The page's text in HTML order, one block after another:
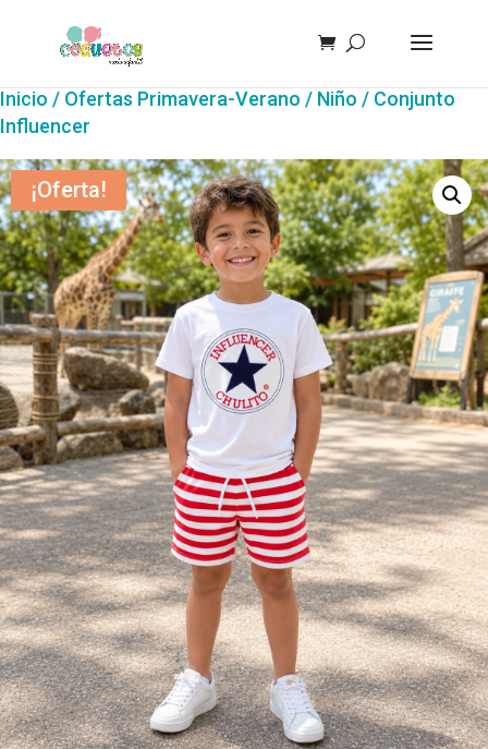
Inicio / Ofertas Primavera-Verano / Niño / Conjunto
Influencer
¡Oferta!